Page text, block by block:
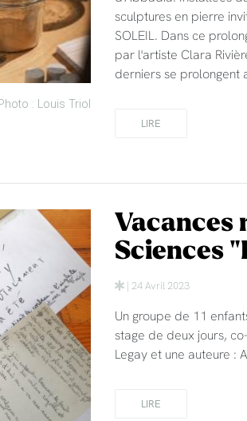
: Louis Triol
sculptures en pierre
SOLEIL. Dans ce
par l'artiste Clara
derniers se prolongent
LIRE
Vacances
Sciences
| 24 Avril 2023
Un groupe de 11
stage de deux jours,
Legay et une auteure :
LIRE